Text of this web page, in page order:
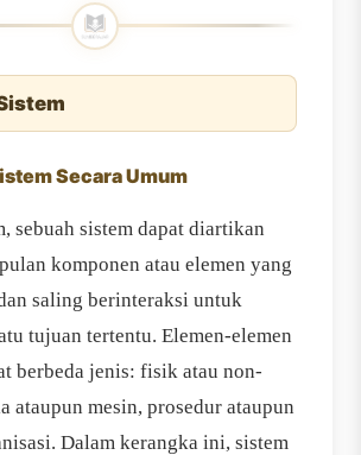
Secara Umum
sebuah sistem dapat diartikan
komponen atau elemen yang
saling ber­interaksi untuk
tujuan tertentu. Elemen-elemen
berbeda jenis: fisik atau non-
ataupun mesin, prosedur ataupun
Dalam kerangka ini, sistem